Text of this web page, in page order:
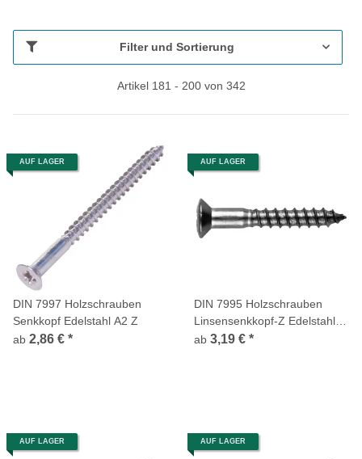
Filter und Sortierung
Artikel 181 - 200 von 342
AUF LAGER
DIN 7997 Holzschrauben
Senkkopf Edelstahl A2 Z
ab 2,86 € *
AUF LAGER
DIN 7995 Holzschrauben
Linsensenkkopf-Z Edelstahl
A2
ab 3,19 € *
AUF LAGER AUF LAGER